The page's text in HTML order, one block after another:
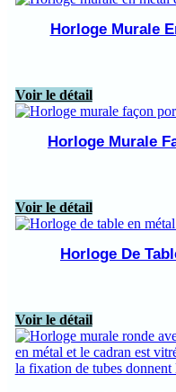
Horloge Murale
Voir le détail
Horloge Murale
Voir le détail
Horloge De
Voir le détail